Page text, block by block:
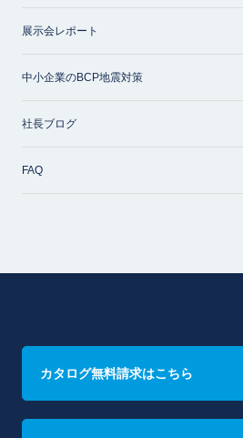
展示会レポート
中小企業のBCP地震対策
社長ブログ
FAQ
カタログ無料請求はこちら